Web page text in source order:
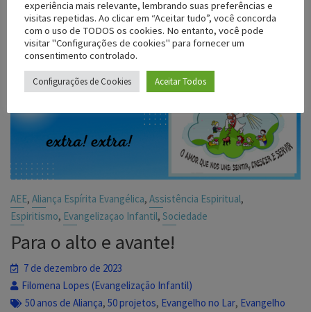
Ler o Artigo
AEE,Aliança Espírita Evangélica,Assistência Espiritual,
Espiritismo, Evangelizaçao Infantil,Sociedade
Para o alto e avante!
7 de dezembro de 2023
Filomena Lopes (Evangelização Infantil)
50 anos de Aliança,50 projetos, Evangelho no Lar, Evangelho
experiência mais relevante, lembrando suas preferências e
visitas repetidas. Ao clicar em “Aceitar tudo”, você concorda
com o uso de TODOS os cookies. No entanto, você pode
visitar "Configurações de cookies" para fornecer um
consentimento controlado.
Configurações de Cookies Aceitar Todos